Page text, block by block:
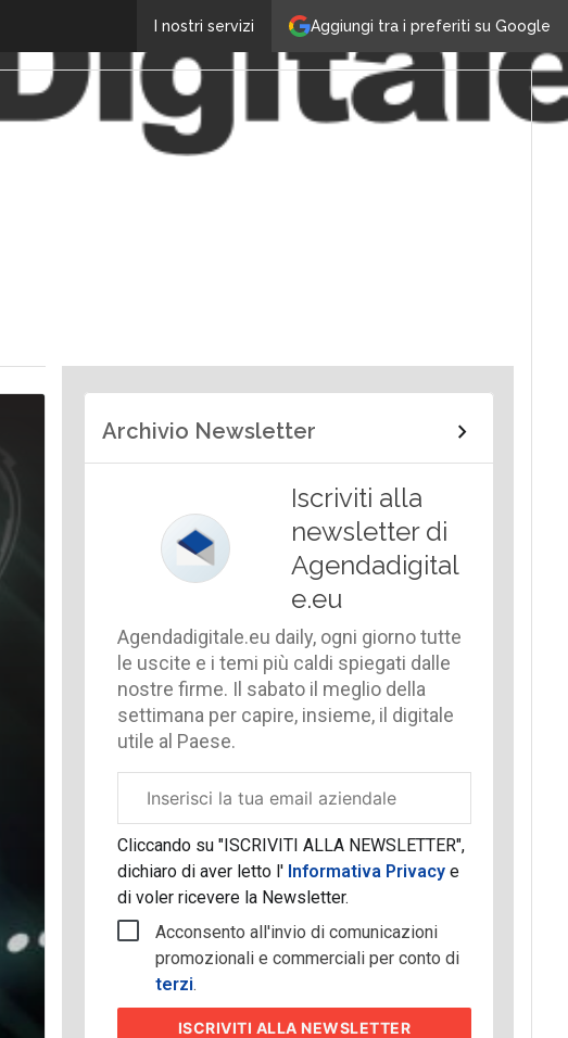
Aggiungi tra i preferiti su Google
I nostri servizi
Archivio Newsletter
Iscriviti alla
newsletter di
Agendadigital
e.eu
Agendadigitale.eu daily, ogni giorno tutte
le uscite e i temi più caldi spiegati dalle
nostre firme. Il sabato il meglio della
settimana per capire, insieme, il digitale
utile al Paese.
aziendale
Cliccando su "ISCRIVITI ALLA NEWSLETTER",
dichiaro di aver letto l'Informativa Privacy e
di voler ricevere la Newsletter.
Acconsento all'invio di comunicazioni
promozionali e commerciali per conto di
terzi.
ISCRIVITI ALLA NEWSLETTER